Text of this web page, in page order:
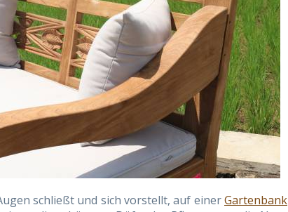
schließt und sich vorstellt, auf einerGartenbank